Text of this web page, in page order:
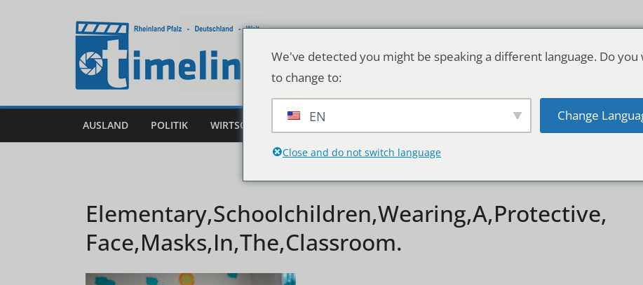
AUSLAND POLITIK WIRTSCHAFT DEUTSCHLAND & WELT
Elementary,Schoolchildren,Wearing,A,Protective,
Face,Masks,In,The,Classroom.
We've detected you might be speaking a different language. Do you
to change to:
EN Change
Close and do not switch language